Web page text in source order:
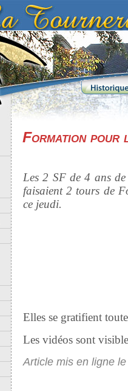
Formation pour
Les 2 SF de 4 ans
faisaient 2 tours de
ce jeudi.
Elles se gratifient
Les vidéos sont
Article mis en ligne